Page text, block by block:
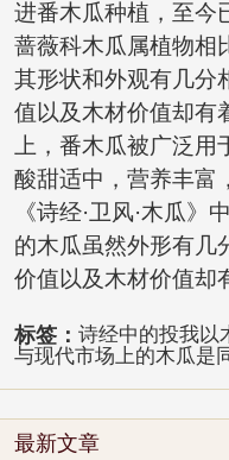
进番木瓜种植，至今
蔷薇科木瓜属植物相
其形状和外观有几分
值以及木材价值却有
上，番木瓜被广泛
酸甜适中，营养丰富
《诗经·卫风·木瓜》
的木瓜虽然外形有几
价值以及木材价值却
标签： 诗经中的投我以
与现代市场上的木瓜是
最新文章